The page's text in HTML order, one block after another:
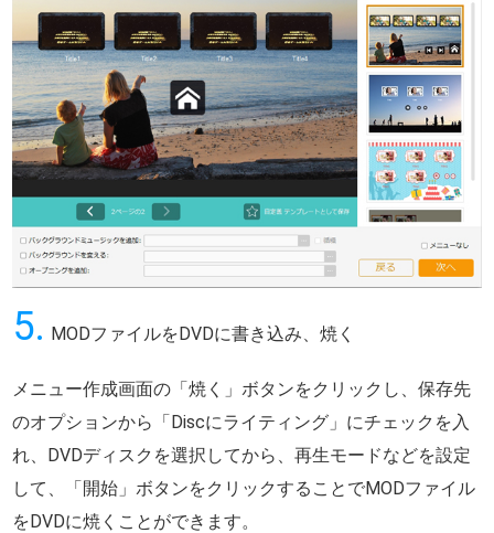
5. MODファイルをDVDに書き込み、焼く
メニュー作成画面の「焼く」ボタンをクリックし、保存先
のオプションから「Discにライティング」にチェックを入
れ、DVDディスクを選択してから、再生モードなどを設定
して、「開始」ボタンをクリックすることでMODファイル
をDVDに焼くことができます。